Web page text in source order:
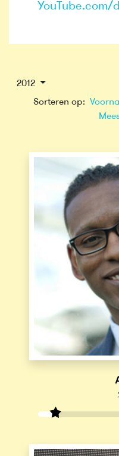
YouTube.com/
2012
Sorteren op: